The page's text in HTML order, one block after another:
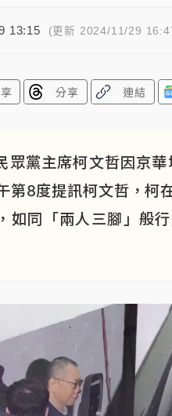
13:15 (更新 2024/11/29
分享 連結
眾黨主席柯文哲因京
第8度提訊柯文哲，柯
如同「兩人三腳」般